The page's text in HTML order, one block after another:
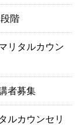
階
リタルカウン
者募集
ルカウンセリ